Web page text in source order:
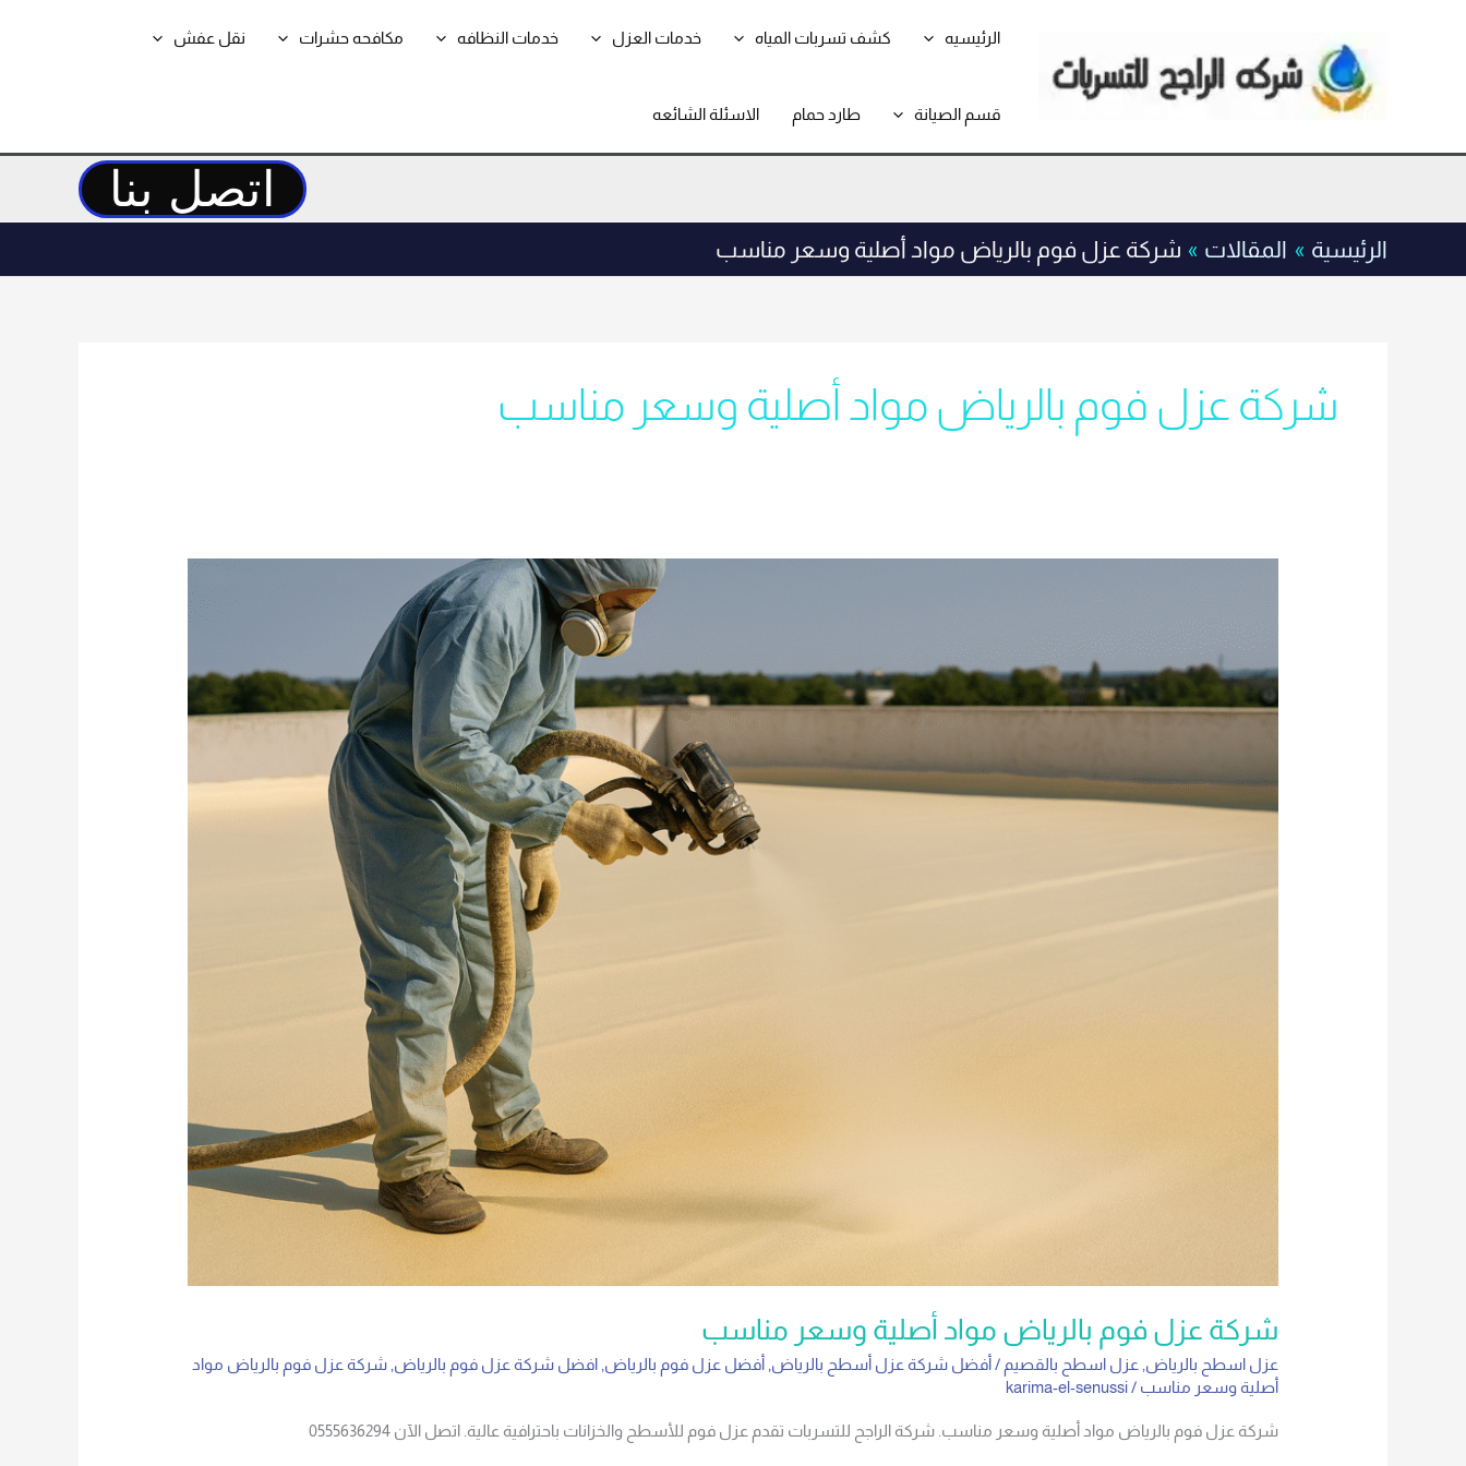
الرئيسيه كشف تسربات المياه خدمات العزل خدمات النظافه مكافحه حشرات نقل عفش
قسم الصيانة طارد حمام الاسئلة الشائعه
اتصل بنا
الرئيسية المقالات شركة عزل فوم بالرياض مواد أصلية وسعر مناسب
شركة عزل فوم بالرياض مواد أصلية وسعر مناسب
شركة عزل فوم بالرياض مواد أصلية وسعر مناسب
عزل اسطح بالرياض عزل اسطح بالقصيم /أفضل شركة عزل أسطح بالرياض ,أفضل عزل فوم بالرياض ,افضل شركة عزل فوم بالرياض ,شركة عزل فوم بالرياض مواد
أصلية وسعر مناسب /
karima-el-senussi
شركة عزل فوم بالرياض مواد أصلية وسعر مناسب. شركة الراجح للتسربات تقدم عزل فوم للأسطح والخزانات باحترافية عالية. اتصل الآن 0555636294
بالرياض
مواد
أصلية